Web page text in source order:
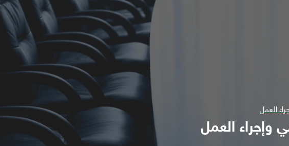
العمل
وإجراء العمل